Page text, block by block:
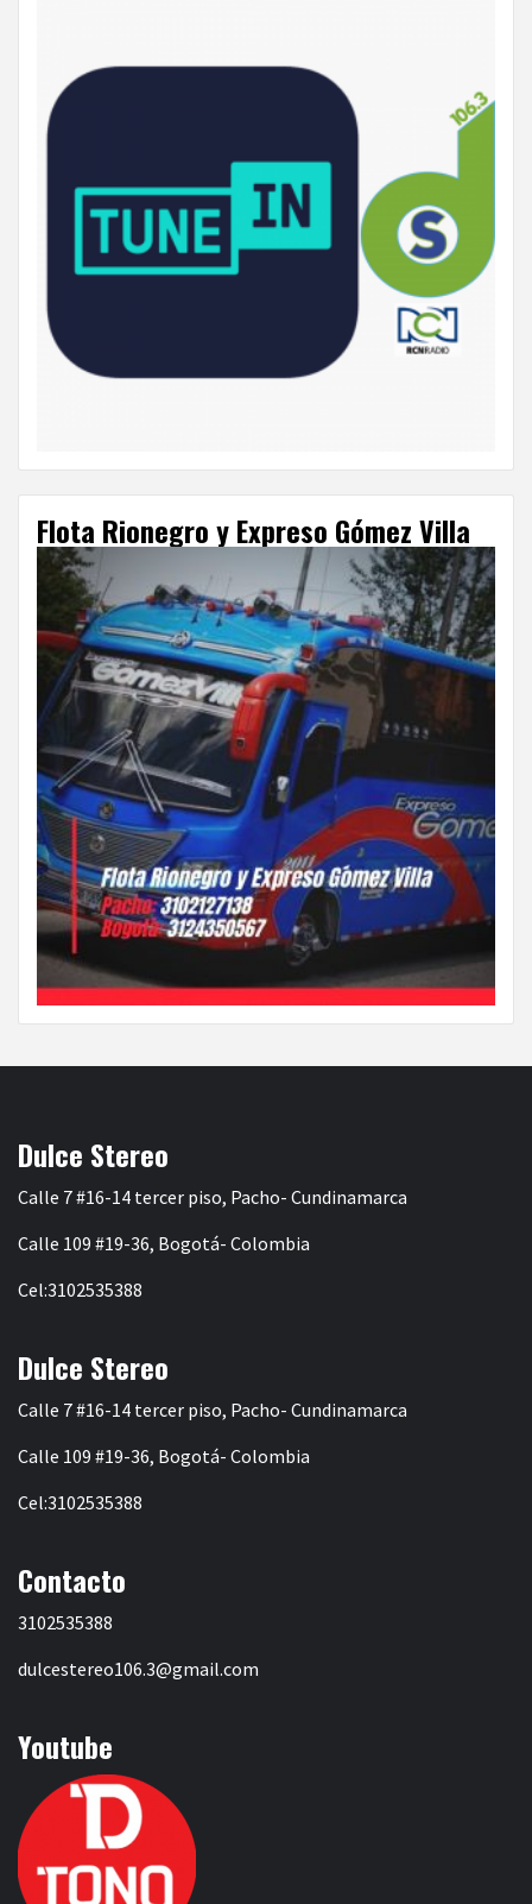
Flota Rionegro y Expreso Gómez Villa
Dulce Stereo
Calle 7 #16-14 tercer piso, Pacho- Cundinamarca
Calle 109 #19-36, Bogotá- Colombia
Cel:3102535388
Dulce Stereo
Calle 7 #16-14 tercer piso, Pacho- Cundinamarca
Calle 109 #19-36, Bogotá- Colombia
Cel:3102535388
Contacto
3102535388
dulcestereo106.3@gmail.com
Youtube